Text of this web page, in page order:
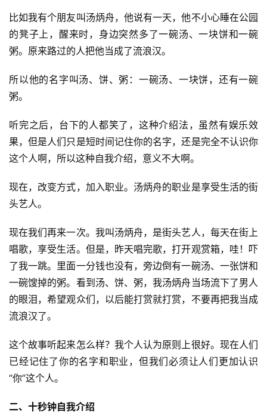
比如我有个朋友叫汤炳舟，他说有一天，他不小心睡在公园
的凳子上，醒来时，身边突然多了一碗汤、一块饼和一碗
粥。原来路过的人把他当成了流浪汉。
所以他的名字叫汤、饼、粥：一碗汤、一块饼，还有一碗
粥。
听完之后，台下的人都笑了，这种介绍法，虽然有娱乐效
果，但是人们只是短时间记住你的名字，还是完全不认识你
这个人啊，所以这种自我介绍，意义不大啊。
现在，改变方式，加入职业。汤炳舟的职业是享受生活的街
头艺人。
现在我们再来一次。我叫汤炳舟，是街头艺人，每天在街上
唱歌，享受生活。但是，昨天唱完歌，打开观赏箱，哇！吓
了我一跳。里面一分钱也没有，旁边倒有一碗汤、一张饼和
一碗馊掉的粥。看到汤、饼、粥，我汤炳舟当场流下了男人
的眼泪，希望观众们，以后能打赏就打赏，不要再把我当成
流浪汉了。
这个故事听起来怎么样？我个人认为原则上很好。现在人们
已经记住了你的名字和职业，但我们必须让人们更加认识
“你”这个人。
二、十秒钟自我介绍